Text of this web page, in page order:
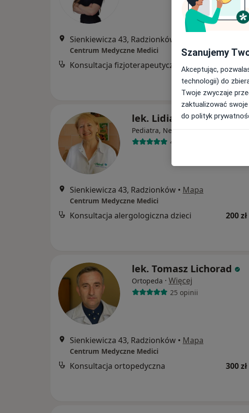
Sienkiewicza 43, Radzionków
Centrum Medyczne Medici
Konsultacja fizjoterapeutyczna 150 zł
lek. Lidia Gruszka
Pediatra, Neonatolog
4 opinie
Sienkiewicza 43, Radzionków • Mapa
Centrum Medyczne Medici
Konsultacja alergologiczna dzieci 200 zł
lek. Tomasz Lichorad
Ortopeda · Więcej
25 opinii
Sienkiewicza 43, Radzionków • Mapa
Centrum Medyczne Medici
Konsultacja ortopedyczna 300 zł
Szanujemy
Akceptując,
technologii) do
Twoje zwyczaje
zaktualizować
do polityk